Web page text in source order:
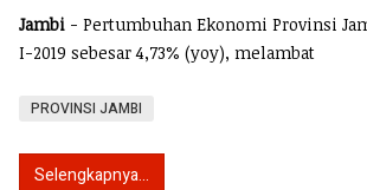
Jambi - Pertumbuhan Ekonomi Provinsi
I-2019 sebesar 4,73% (yoy), melambat
PROVINSI JAMBI
Selengkapnya...